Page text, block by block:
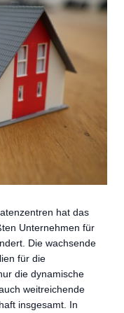
hat das
Unternehmen für
Die wachsende
für die
die dynamische
weitreichende
insgesamt. In